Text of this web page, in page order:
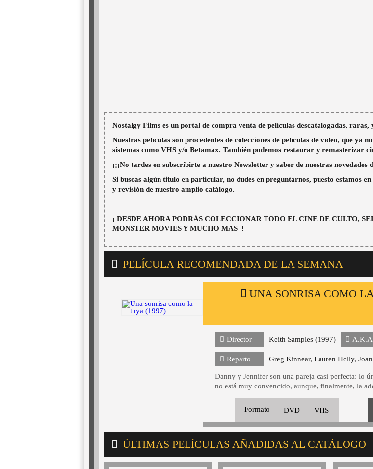
Nostalgy Films es un portal de compra venta de películas descatalogadas, raras,
Nuestras películas son procedentes de colecciones de películas de vídeo, que ya
sistemas como VHS y/o Betamax. También podemos restaurar y remasterizar
¡¡¡No tardes en subscribirte a nuestro Newsletter y saber de nuestras novedades
Si buscas algún titulo en particular, no dudes en preguntarnos, puesto estamos
y revisión de nuestro amplio catálogo.
¡ DESDE AHORA PODRÁS COLECCIONAR TODO EL CINE DE CULTO,
MONSTER MOVIES Y MUCHO MAS !
PELÍCULA RECOMENDADA DE LA SEMANA
UNA SONRISA COMO
Director Keith Samples (1997) A.K.A
Reparto Greg Kinnear, Lauren Holly,
Danny y Jennifer son una pareja casi perfecta: lo
no está muy convencido, aunque, finalmente, la
Formato DVD VHS
ÚLTIMAS PELÍCULAS AÑADIDAS AL CATÁLOGO